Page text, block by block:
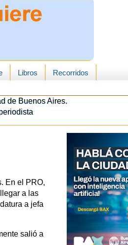
Libros Recorridos
de Buenos Aires.
En el PRO,
a las
a jefa
salió a